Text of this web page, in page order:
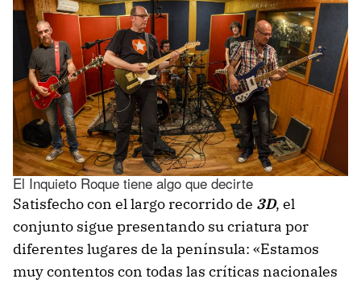
El Inquieto Roque tiene algo que decirte
Satisfecho con el largo recorrido de 3D, el
conjunto sigue presentando su criatura por
diferentes lugares de la península: «Estamos
muy contentos con todas las críticas nacionales